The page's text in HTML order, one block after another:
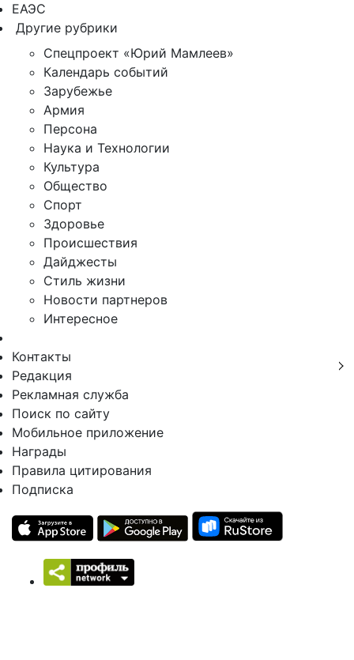
ЕАЭС
Другие рубрики
Спецпроект «Юрий Мамлеев»
Календарь событий
Зарубежье
Армия
Персона
Наука и Технологии
Культура
Общество
Спорт
Здоровье
Происшествия
Дайджесты
Стиль жизни
Новости партнеров
Интересное
Контакты
Редакция
Рекламная служба
Поиск по сайту
Мобильное приложение
Награды
Правила цитирования
Подписка